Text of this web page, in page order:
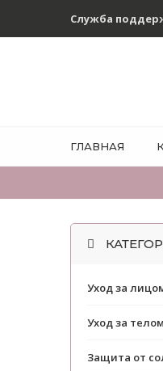
Служба
ГЛАВНАЯ
Уход за
Уход за телом
Защита от